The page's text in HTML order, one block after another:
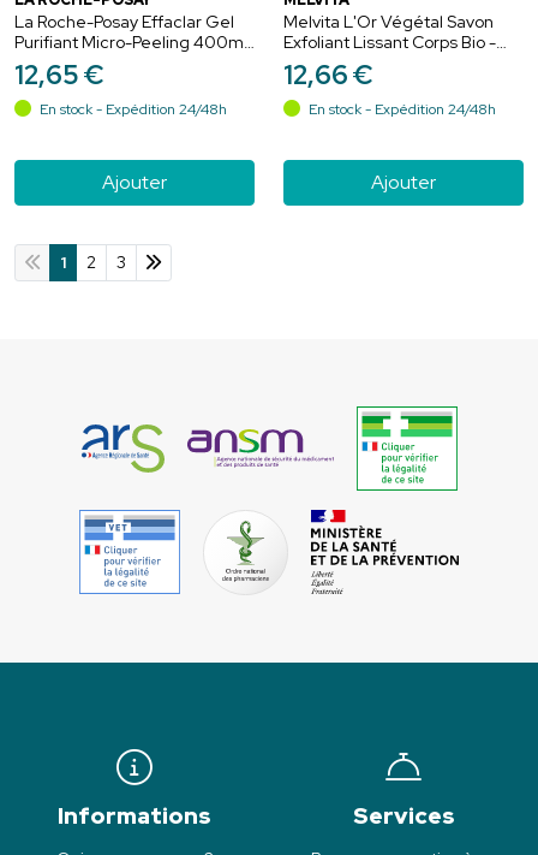
La Roche-Posay Effaclar Gel
Purifiant Micro-Peeling 400ml
– Anti-imperfections sévères
12,65€
En stock - Expédition 24/48h
Ajouter
Melvita L'Or Végétal Savon
Exfoliant Lissant Corps Bio -
125g
12,66€
En stock - Expédition 24/48h
Ajouter
1 2 3
Informations Services